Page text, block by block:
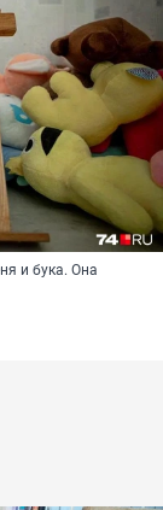
и бука. Она